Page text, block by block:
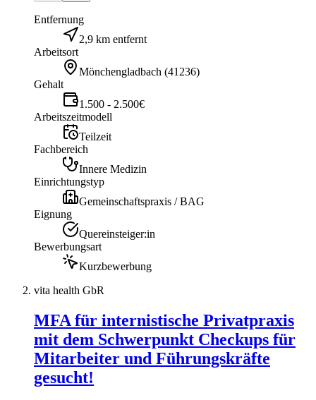
Entfernung
2,9 km entfernt
Arbeitsort
Mönchengladbach (41236)
Gehalt
1.500 - 2.500€
Arbeitszeitmodell
Teilzeit
Fachbereich
Innere Medizin
Einrichtungstyp
Gemeinschaftspraxis / BAG
Eignung
Quereinsteiger:in
Bewerbungsart
Kurzbewerbung
vita health GbR
MFA für internistische Privatpraxis
mit dem Schwerpunkt Checkups für
Mitarbeiter und Führungskräfte
gesucht!